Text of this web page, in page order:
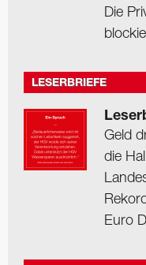
Die
LESERBRIEFE
Geld
die
Euro